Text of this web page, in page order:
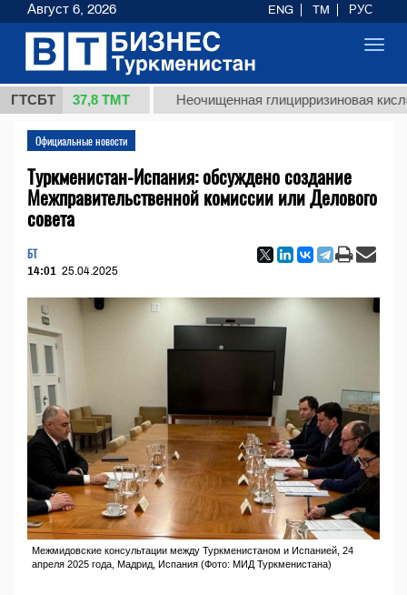
ГТСБТ
37,8 ТМТ Неочищенная глицирризиновая кислота
Официальные новости
Туркменистан-Испания: обсуждено создание
Межправительственной комиссии или Делового
совета
БТ
14:01 25.04.2025
Межмидовские консультации между Туркменистаном и Испанией, 24
апреля 2025 года, Мадрид, Испания (Фото: МИД Туркменистана)
Август 6, 2026 ENG TM РУС